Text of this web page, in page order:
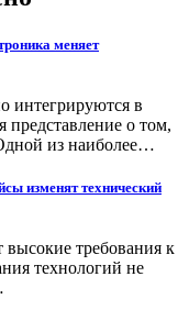
меняет
интегрируются в
о том,
из наиболее…
изменят технический
требования к
технологий не